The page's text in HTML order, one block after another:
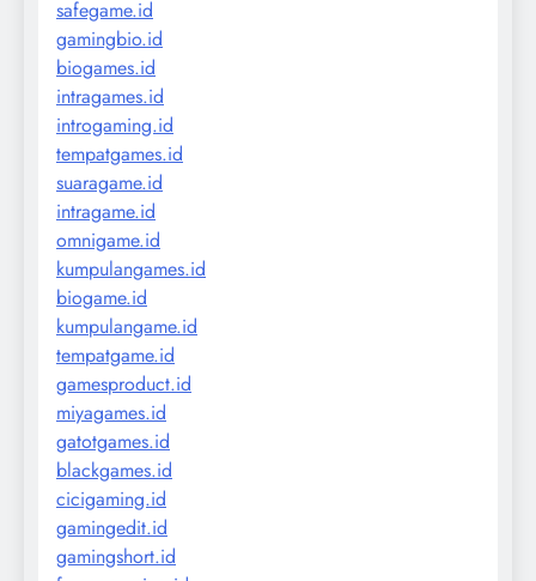
safegame.id
gamingbio.id
biogames.id
intragames.id
introgaming.id
tempatgames.id
suaragame.id
intragame.id
omnigame.id
kumpulangames.id
biogame.id
kumpulangame.id
tempatgame.id
gamesproduct.id
miyagames.id
gatotgames.id
blackgames.id
cicigaming.id
gamingedit.id
gamingshort.id